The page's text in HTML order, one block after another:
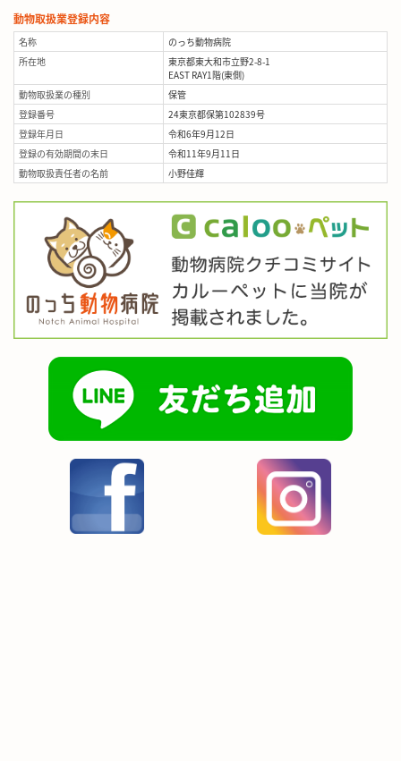
動物取扱業登録内容
名称
のっち動物病院
所在地
東京都東大和市立野2-8-1
EAST RAY1階(東側)
動物取扱業の種別
保管
登録番号
24東京都保第102839号
登録年月日
令和6年9月12日
登録の有効期間の末日
令和11年9月11日
動物取扱責任者の名前
小野佳輝